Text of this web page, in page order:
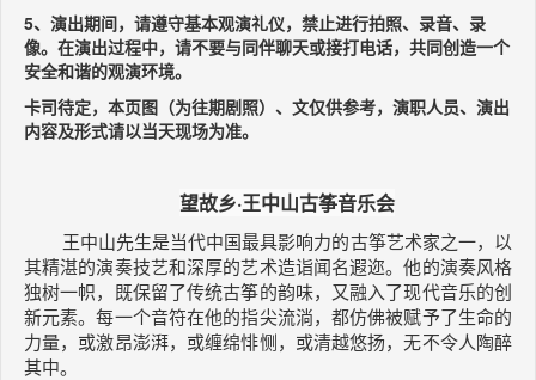
5、演出期间，请遵守基本观演礼仪，禁止进行拍照、录音、录
像。在演出过程中，请不要与同伴聊天或接打电话，共同创造一个
安全和谐的观演环境。
卡司待定，本页图（为往期剧照）、文仅供参考，演职人员、演出
内容及形式请以当天现场为准。
望故乡·王中山古筝音乐会
王中山先生是当代中国最具影响力的古筝艺术家之一，以
其精湛的演奏技艺和深厚的艺术造诣闻名遐迩。他的演奏风格
独树一帜，既保留了传统古筝的韵味，又融入了现代音乐的创
新元素。每一个音符在他的指尖流淌，都仿佛被赋予了生命的
力量，或激昂澎湃，或缠绵悱恻，或清越悠扬，无不令人陶醉
其中。